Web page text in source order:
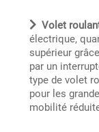
Volet
électrique,
supérieur
par un
type de volet
pour les
mobilité